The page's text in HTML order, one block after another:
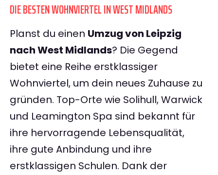
DIE BESTEN WOHNVIERTEL IN WEST MIDLANDS
Planst du einen Umzug von Leipzig
nach West Midlands? Die Gegend
bietet eine Reihe erstklassiger
Wohnviertel, um dein neues Zuhause zu
gründen. Top-Orte wie Solihull, Warwick
und Leamington Spa sind bekannt für
ihre hervorragende Lebensqualität,
ihre gute Anbindung und ihre
erstklassigen Schulen. Dank der